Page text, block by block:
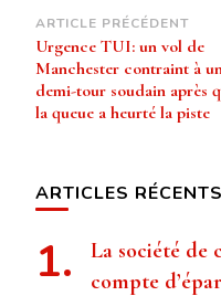
Navigation
d’article
ARTICLE PRÉCÉDENT
Urgence TUI: un vol de
Manchester contraint à
demi-tour soudain après
la queue a heurté la piste
ARTICLES RÉCENTS
La société de
compte